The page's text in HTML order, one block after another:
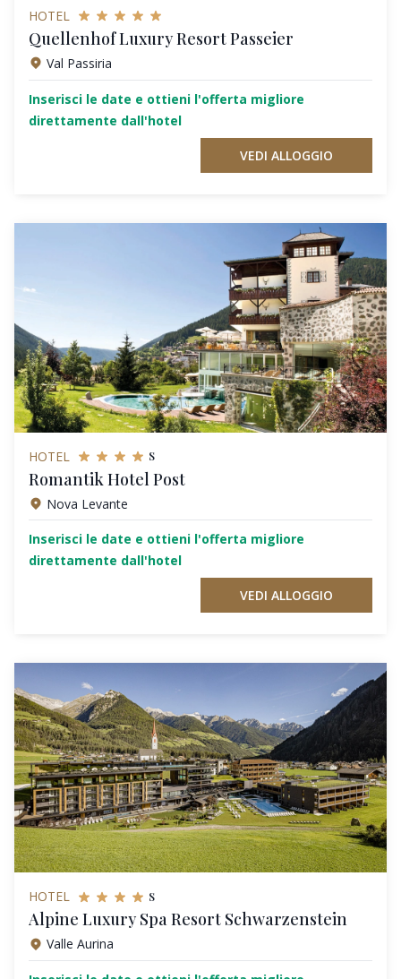
HOTEL
Quellenhof Luxury Resort Passeier
Val Passiria
Inserisci le date e ottieni l'offerta migliore
direttamente dall'hotel
VEDI ALLOGGIO
HOTEL s
Romantik Hotel Post
Nova Levante
Inserisci le date e ottieni l'offerta migliore
direttamente dall'hotel
VEDI ALLOGGIO
HOTEL s
Alpine Luxury Spa Resort Schwarzenstein
Valle Aurina